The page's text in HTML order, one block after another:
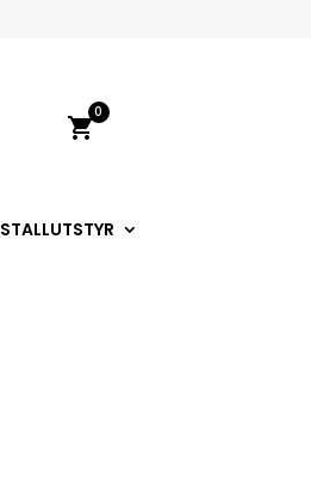
shopping_cart
0
STALLUTSTYR